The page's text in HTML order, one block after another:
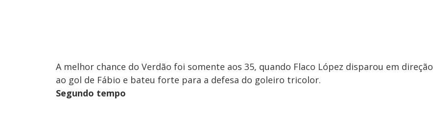
A melhor chance do Verdão foi somente aos 35, quando Flaco López disparou em direção
ao gol de Fábio e bateu forte para a defesa do goleiro tricolor.
Segundo tempo